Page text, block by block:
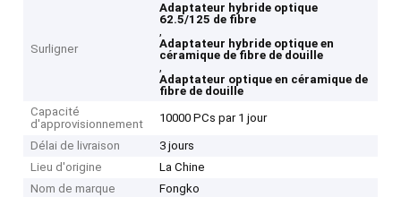
Surligner
Adaptateur hybride optique
62.5/125 de fibre
,
Adaptateur hybride optique en
céramique de fibre de douille
,
Adaptateur optique en céramique de
fibre de douille
Capacité
d'approvisionnement
10000 PCs par 1 jour
Délai de livraison
3 jours
Lieu d'origine
La Chine
Nom de marque
Fongko